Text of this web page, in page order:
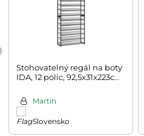
Stohovatelný regál na boty
IDA, 12 polic, 92,5x31x223cm,
Martin
Slovensko